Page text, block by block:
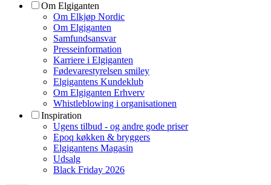
Om Elgiganten
Om Elkjøp Nordic
Om Elgiganten
Samfundsansvar
Presseinformation
Karriere i Elgiganten
Fødevarestyrelsen smiley
Elgigantens Kundeklub
Om Elgiganten Erhverv
Whistleblowing i organisationen
Inspiration
Ugens tilbud - og andre gode priser
Epoq køkken & bryggers
Elgigantens Magasin
Udsalg
Black Friday 2026